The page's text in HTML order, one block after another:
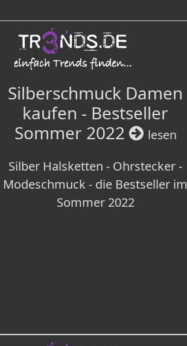
Silberschmuck Damen
kaufen - Bestseller
Sommer 2022
lesen
Silber Halsketten - Ohrstecker -
Modeschmuck - die Bestseller im
Sommer 2022